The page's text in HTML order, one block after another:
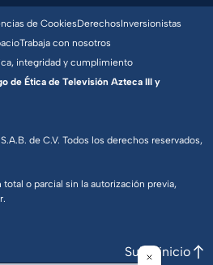
de C.V. Todos los derechos reservados,
o parcial sin la autorización previa,
de CookiesDerechosInversionistas
Trabaja con nosotros
integridad y cumplimiento
de Ética de Televisión Azteca III y
Subir inicio